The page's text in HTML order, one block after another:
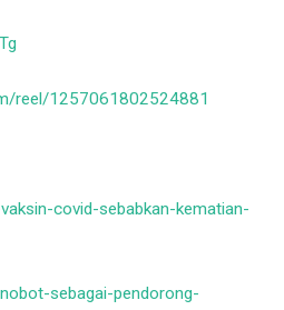
reel/1257061802524881
covid-sebabkan-kematian-
sebagai-pendorong-